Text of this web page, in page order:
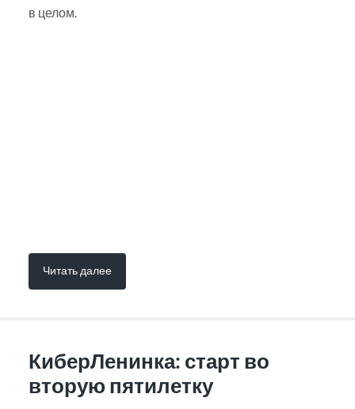
в целом.
Читать далее
КиберЛенинка: старт во
вторую пятилетку